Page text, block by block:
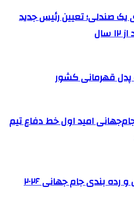
یک صندلی؛ تعیین رئیس جدید
سال
پدل قهرمانی کشور
امید اول خط دفاع تیم
رده بندی جام جهانی ۲۰۲۶